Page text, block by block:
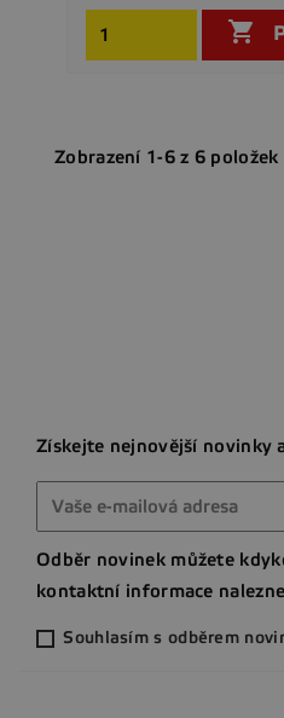

Zobrazení 1-6 z 6 položek
Získejte nejnovější novinky
Odběr novinek můžete
kontaktní informace
Souhlasím s odběrem